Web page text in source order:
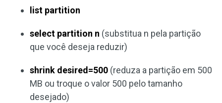
list partition
select partition n (substitua n pela partição
que você deseja reduzir)
shrink desired=500 (reduza a partição em 500
MB ou troque o valor 500 pelo tamanho
desejado)